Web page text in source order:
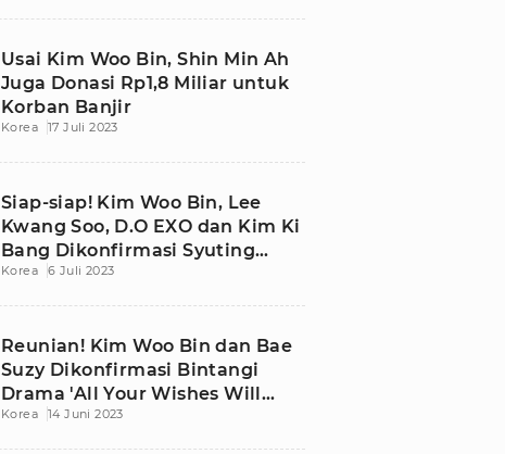
Usai Kim Woo Bin, Shin Min Ah
Juga Donasi Rp1,8 Miliar untuk
Korban Banjir
Korea 17 Juli 2023
Siap-siap! Kim Woo Bin, Lee
Kwang Soo, D.O EXO dan Kim Ki
Bang Dikonfirmasi Syuting
Variety Show
Korea 6 Juli 2023
Reunian! Kim Woo Bin dan Bae
Suzy Dikonfirmasi Bintangi
Drama 'All Your Wishes Will
Come True'
Korea 14 Juni 2023